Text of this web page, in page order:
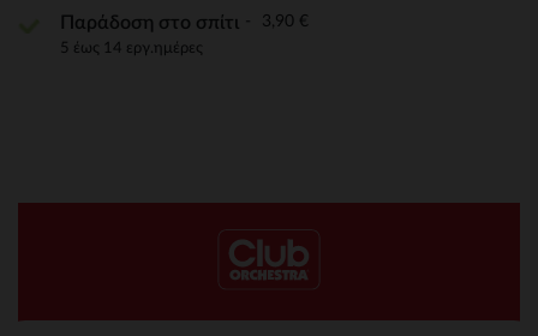
Παράδοση στο σπίτι 3,90 €
5 έως 14 εργ.ημέρες